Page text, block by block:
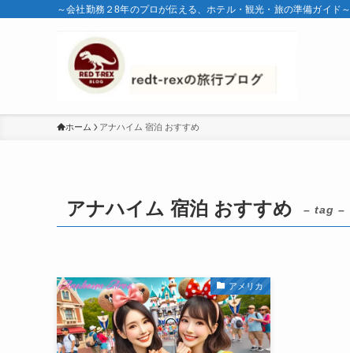
～会社勤務２8年のプロが伝える、ホテル・観光・旅の準備ガイド～
ホーム アナハイム 宿泊 おすすめ
アナハイム 宿泊 おすすめ – tag –
アメリカ